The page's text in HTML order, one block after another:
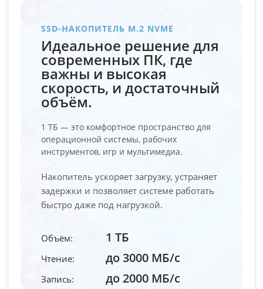
SSD-НАКОПИТЕЛЬ M.2 NVME
Идеальное решение для
современных ПК, где
важны и высокая
скорость, и достаточный
объём.
1 ТБ — это комфортное пространство для
операционной системы, рабочих
инструментов, игр и мультимедиа.
Накопитель ускоряет загрузку, устраняет
задержки и позволяет системе работать
быстро даже под нагрузкой.
Объём: 1 ТБ
Чтение: до 3000 МБ/с
Запись: до 2000 МБ/с